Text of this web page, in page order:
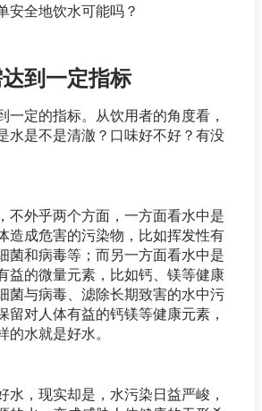
安全地饮水可能吗？
到一定指标
一定的指标。从饮用者的角度看，
水是不是清澈？口味好不好？有没
不外乎两个方面，一方面看水中是
造成危害的污染物，比如挥发性有
菌和病毒等；而另一方面看水中是
益的微量元素，比如钙、镁等健康
菌与病毒、滤除长期致害的水中污
留对人体有益的钙镁等健康元素，
的水就是好水。
水，现实却是，水污染日益严峻，